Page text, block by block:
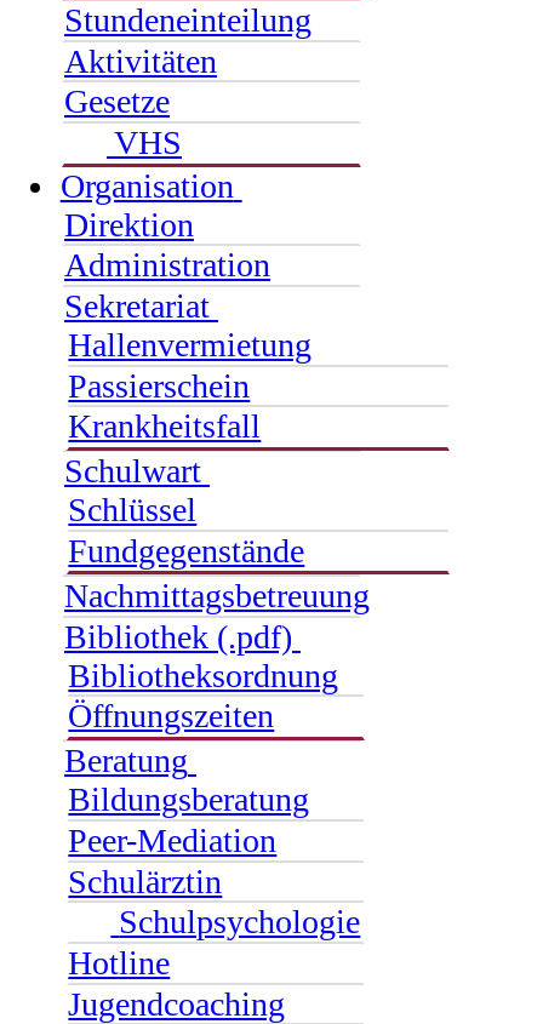
Stundeneinteilung
Aktivitäten
Gesetze
VHS
Organisation
Direktion
Administration
Sekretariat
Hallenvermietung
Passierschein
Krankheitsfall
Schulwart
Schlüssel
Fundgegenstände
Nachmittagsbetreuung
Bibliothek (.pdf)
Bibliotheksordnung
Öffnungszeiten
Beratung
Bildungsberatung
Peer-Mediation
Schulärztin
Schulpsychologie
Hotline
Jugendcoaching